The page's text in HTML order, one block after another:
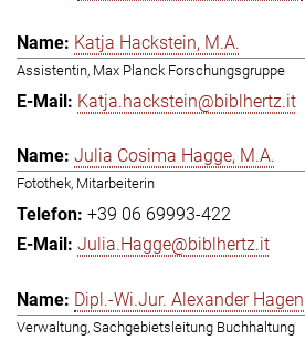
Katja Hackstein, M.A.
Assistentin, Max Planck Forschungsgruppe
Katja.hackstein@biblhertz.it
Julia Cosima Hagge, M.A.
Fotothek, Mitarbeiterin
+39 06 69993-422
Julia.Hagge@biblhertz.it
Dipl.-Wi.Jur. Alexander
Verwaltung, Sachgebietsleitung Buchhaltung